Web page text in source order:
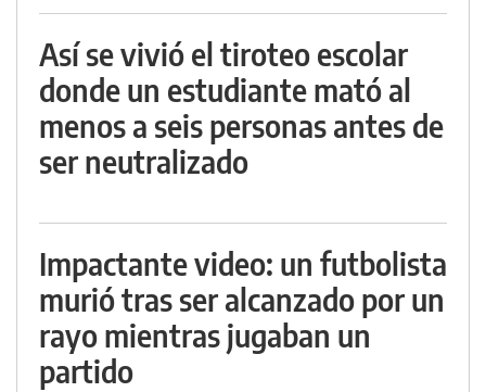
Así se vivió el tiroteo escolar
donde un estudiante mató al
menos a seis personas antes de
ser neutralizado
Impactante video: un futbolista
murió tras ser alcanzado por un
rayo mientras jugaban un
partido